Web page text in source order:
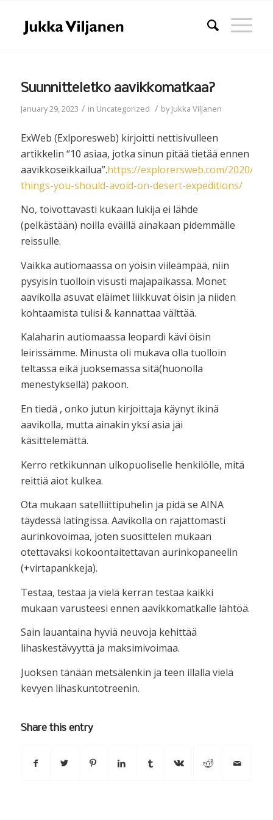
Suunnitteletko aavikkomatkaa?
January 29, 2023 / in Uncategorized / byJukka Viljanen
ExWeb (Exlporesweb) kirjoitti nettisivulleen
artikkelin “10 asiaa, jotka sinun pitää tietää ennen
aavikkoseikkailua”.https://explorersweb.com/2020/05/
things-you-should-avoid-on-desert-expeditions/
No, toivottavasti kukaan lukija ei lähde
(pelkästään) noilla eväillä ainakaan pidemmälle
reissulle.
Vaikka autiomaassa on yöisin viileämpää, niin
pysyisin tuolloin visusti majapaikassa. Monet
aavikolla asuvat eläimet liikkuvat öisin ja niiden
kohtaamista tulisi & kannattaa välttää.
Kalaharin autiomaassa leopardi kävi öisin
leirissämme. Minusta oli mukava olla tuolloin
teltassa eikä juoksemassa sitä(huonolla
menestyksellä) pakoon.
En tiedä , onko jutun kirjoittaja käynyt ikinä
aavikolla, mutta ainakin yksi asia jäi
käsittelemättä.
Kerro retkikunnan ulkopuoliselle henkilölle, mitä
reittiä aiot kulkea.
Ota mukaan satelliittipuhelin ja pidä se AINA
täydessä latingissa. Aavikolla on rajattomasti
aurinkovoimaa, joten suosittelen mukaan
otettavaksi kokoontaitettavan aurinkopaneelin
(+virtapankkeja).
Testaa, testaa ja vielä kerran testaa kaikki
mukaan varusteesi ennen aavikkomatkalle lähtöä.
Sain lauantaina hyviä neuvoja kehittää
lihaskestävyyttä ja maksimivoimaa.
Juoksen tänään metsälenkin ja teen illalla vielä
kevyen lihaskuntotreenin.
Share this entry